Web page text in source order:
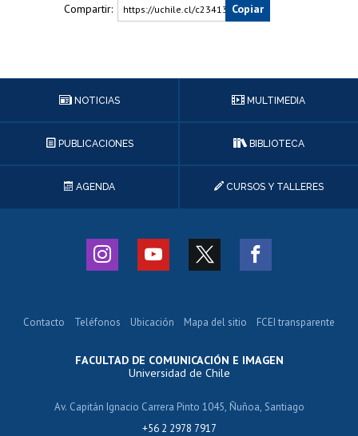
Compartir: https://uchile.cl/c234134Copiar
NOTICIAS MULTIMEDIA
PUBLICACIONES BIBLIOTECA
AGENDA CURSOS Y TALLERES
FACULTAD DE COMUNICACIÓN E IMAGEN
Universidad de Chile
Av. Capitán Ignacio Carrera Pinto 1045, Ñuñoa, Santiago
+56 2 2978 7917
Contacto Teléfonos Ubicación Mapa del sitio FCEI transparente